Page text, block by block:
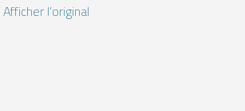
Afficher l’original